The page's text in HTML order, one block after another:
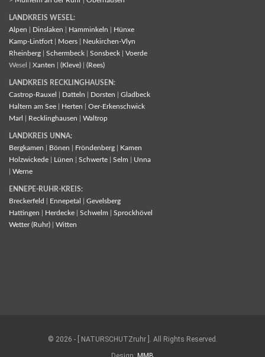
LANDKREIS WESEL:
Alpen
Dinslaken Hamminkeln
Hünxe
Kamp-Lintfort
Moers
Neukirchen-Vlyn
Rheinberg
Schermbeck Sonsbeck
Voerde
Wesel | Xanten (Kleve) (Rees)
LANDKREIS RECKLINGHAUSEN:
Castrop-Rauxel
Datteln Dorsten
Gladbeck
Haltern am See
Herten
Oer-Erkenschwick
Marl
Recklinghausen Waltrop
LANDKREIS UNNA:
Bergkamen
Bönen Fröndenberg
Kamen
Holzwickede
Lünen Schwerte Selm
Unna
Werne
ENNEPE-RUHR-KREIS:
Breckerfeld
Ennepetal
Gevelsberg
Hattingen
Herdecke Schwelm
Sprockhövel
Wetter (Ruhr)
Witten
© 2026 - [ NATURSCHUTZruhr ]. All Rights Reserved.